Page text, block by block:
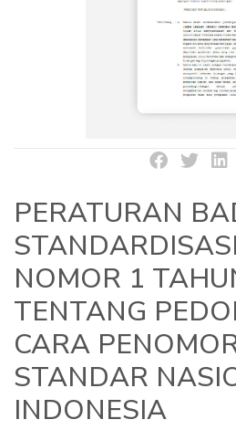
PERATURAN
NOMOR 1
TENTANG
CARA
STANDAR
INDONESIA